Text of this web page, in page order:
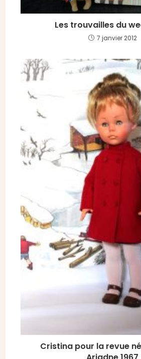
Les trouvailles du
7 janvier 2012
Cristina pour la revue